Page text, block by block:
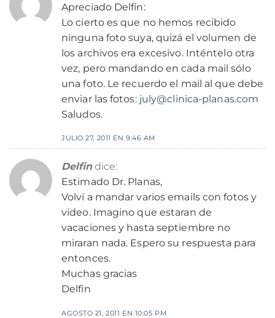
Apreciado Delfín:
Lo cierto es que no hemos recibido
ninguna foto suya, quizá el volumen de
los archivos era excesivo. Inténtelo otra
vez, pero mandando en cada mail sólo
una foto. Le recuerdo el mail al que debe
enviar las fotos: july@clinica-planas.com
Saludos.
JULIO 27, 2011 EN 9:46 AM
Delfin dice:
Estimado Dr. Planas,
Volví a mandar varios emails con fotos y
video. Imagino que estaran de
vacaciones y hasta septiembre no
miraran nada. Espero su respuesta para
entonces.
Muchas gracias
Delfin
AGOSTO 21, 2011 EN 10:05 PM